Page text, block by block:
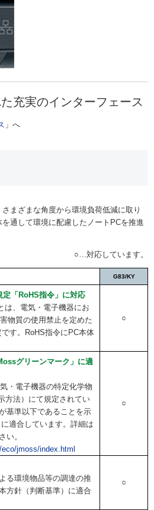
充実のインターフェース
」へ
まざまな角度から環境負荷低減に取り
通して環境に配慮したノートPCを推進
○…対応しています。
G83/KY
定「RoHS指令」に対応
は、電気・電子機器にお
物質の使用禁止を定めた
す。RoHS指令にPC本体
○
グリーンマーク」に適
・電子機器の特定化学物
方法）にて規定されてい
基準以下であることを示
適合しています。詳細は
い。
jmoss/index.html
○
る環境物品等の調達の推
方針（判断基準）に適合
○